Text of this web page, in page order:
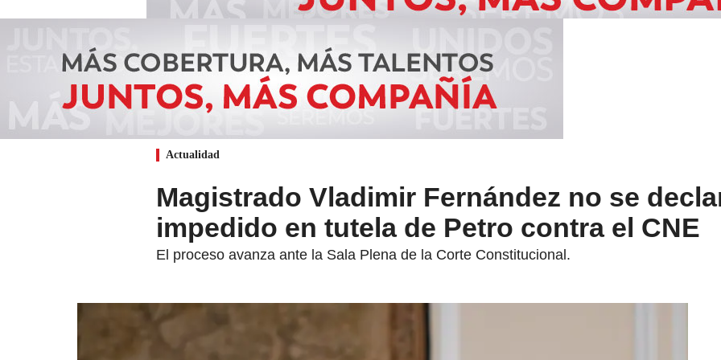
Actualidad
Magistrado Vladimir Fernández no se
impedido en tutela de Petro contra el CNE
El proceso avanza ante la Sala Plena de la Corte Constitucional.